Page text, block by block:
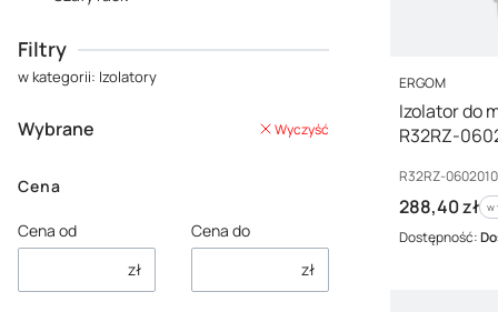
Filtry
w kategorii: Izolatory
Wybrane Wyczyść
Cena
Cena od
zł
Cena do
zł
PRODUCENT
ERGOM
Izolator do
R32RZ-
Kod producenta
R32RZ-
Cena brutto
288,40 zł w
w
Dostępność: